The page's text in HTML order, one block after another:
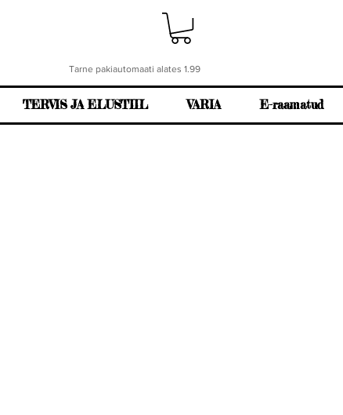
Tarne pakiautomaati alates 1.99
TERVIS JA ELUSTIIL VARIA E-raamatud